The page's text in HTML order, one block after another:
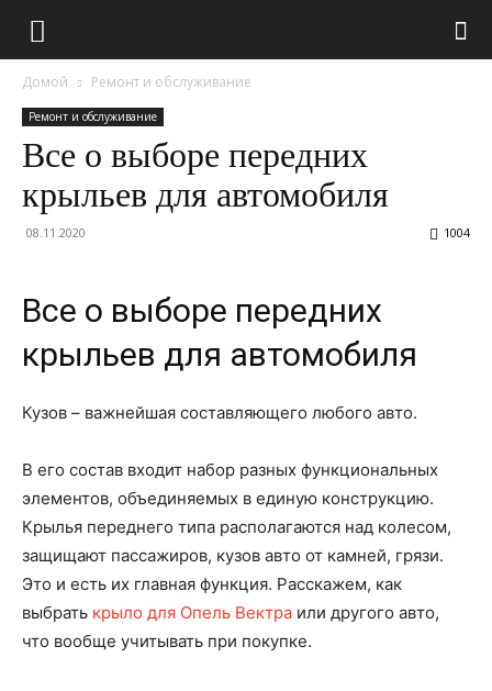
Домой Ремонт и обслуживание
Ремонт и обслуживание
Все о выборе передних
крыльев для автомобиля
08.11.2020 1004
Все о выборе передних
крыльев для автомобиля
Кузов – важнейшая составляющего любого авто.
В его состав входит набор разных функциональных
элементов, объединяемых в единую конструкцию.
Крылья переднего типа располагаются над колесом,
защищают пассажиров, кузов авто от камней, грязи.
Это и есть их главная функция. Расскажем, как
выбрать крыло для Опель Вектра или другого авто,
что вообще учитывать при покупке.